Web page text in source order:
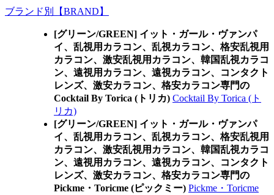
ブランド別【BRAND】
[グリーン/GREEN] イット・ガール・ヴァンパ
イ、乱視用カラコン、乱視カラコン、格安乱視用
カラコン、激安乱視用カラコン、韓国乱視カラコ
ン、遠視用カラコン、遠視カラコン、コンタクト
レンズ、激安カラコン、格安カラコン専門の
Cocktail By Torica (トリカ) Cocktail By Torica (ト
リカ)
[グリーン/GREEN] イット・ガール・ヴァンパ
イ、乱視用カラコン、乱視カラコン、格安乱視用
カラコン、激安乱視用カラコン、韓国乱視カラコ
ン、遠視用カラコン、遠視カラコン、コンタクト
レンズ、激安カラコン、格安カラコン専門の
Pickme・Toricme (ピックミー) Pickme・Toricme